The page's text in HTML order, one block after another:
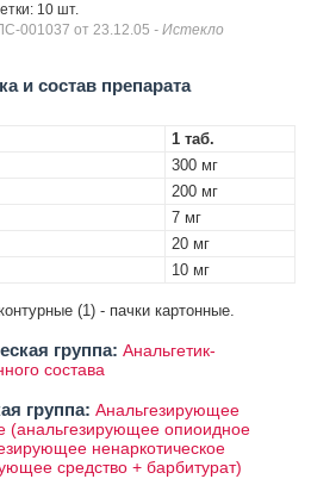
10 шт.
001037 от 23.12.05 - Истекло
и состав препарата
1 таб.
300 мг
200 мг
7 мг
20 мг
10 мг
(1) - пачки картонные.
группа: Анальгетик-
состава
группа: Анальгезирующее
(анальгезирующее опиоидное
ненаркотическое
средство + барбитурат)